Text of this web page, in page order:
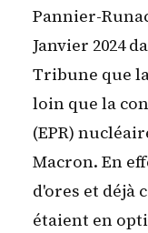
Pannier-
Janvier 2024
Tribune que
loin que la
(EPR)
Macron. En
d'ores et déjà
étaient en